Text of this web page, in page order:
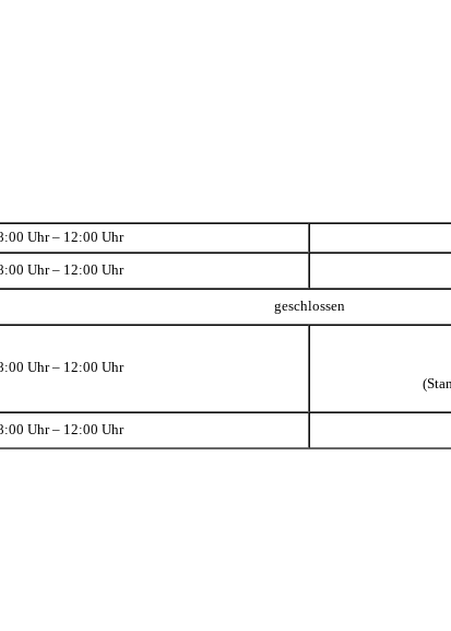
Uhr – 12:00 Uhr
Uhr – 12:00 Uhr
geschlossen
Uhr – 12:00 Uhr
Uhr – 12:00 Uhr